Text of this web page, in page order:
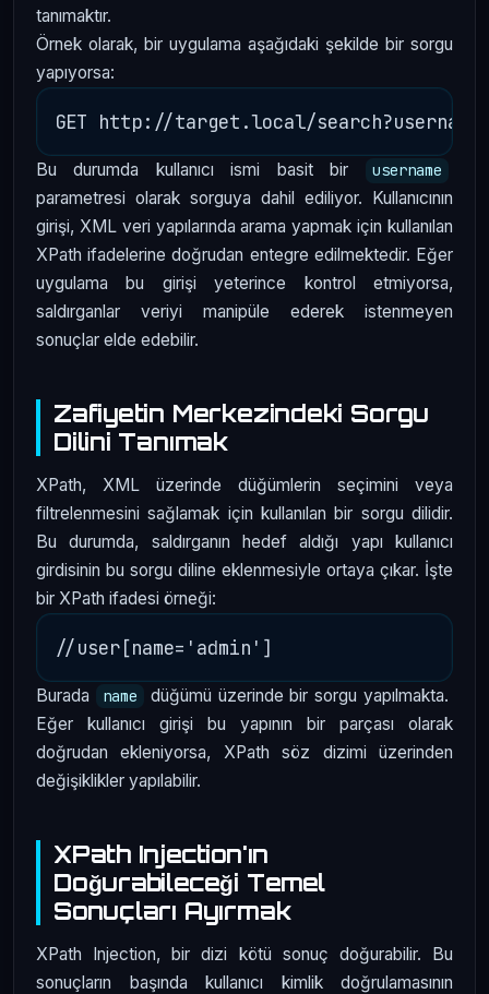
tanımaktır.
Örnek olarak, bir uygulama aşağıdaki şekilde bir sorgu
yapıyorsa:
Bu durumda kullanıcı ismi basit bir username
parametresi olarak sorguya dahil ediliyor. Kullanıcının
girişi, XML veri yapılarında arama yapmak için kullanılan
XPath ifadelerine doğrudan entegre edilmektedir. Eğer
uygulama bu girişi yeterince kontrol etmiyorsa,
saldırganlar veriyi manipüle ederek istenmeyen
sonuçlar elde edebilir.
Zafiyetin Merkezindeki Sorgu
Dilini Tanımak
XPath, XML üzerinde düğümlerin seçimini veya
filtrelenmesini sağlamak için kullanılan bir sorgu dilidir.
Bu durumda, saldırganın hedef aldığı yapı kullanıcı
girdisinin bu sorgu diline eklenmesiyle ortaya çıkar. İşte
bir XPath ifadesi örneği:
Burada name
düğümü üzerinde bir sorgu yapılmakta.
Eğer kullanıcı girişi bu yapının bir parçası olarak
doğrudan ekleniyorsa, XPath söz dizimi üzerinden
değişiklikler yapılabilir.
XPath Injection'ın
Doğurabileceği Temel
Sonuçları Ayırmak
XPath Injection, bir dizi kötü sonuç doğurabilir. Bu
sonuçların başında kullanıcı kimlik doğrulamasının